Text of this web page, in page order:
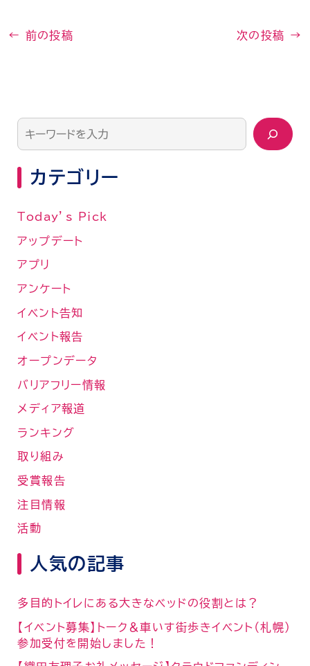
← 前の投稿 次の投稿 →
カテゴリー
Today’s Pick
アップデート
アプリ
アンケート
イベント告知
イベント報告
オープンデータ
バリアフリー情報
メディア報道
ランキング
取り組み
受賞報告
注目情報
活動
人気の記事
多目的トイレにある大きなベッドの役割とは？
【イベント募集】トーク＆車いす街歩きイベント（札幌）
参加受付を開始しました！